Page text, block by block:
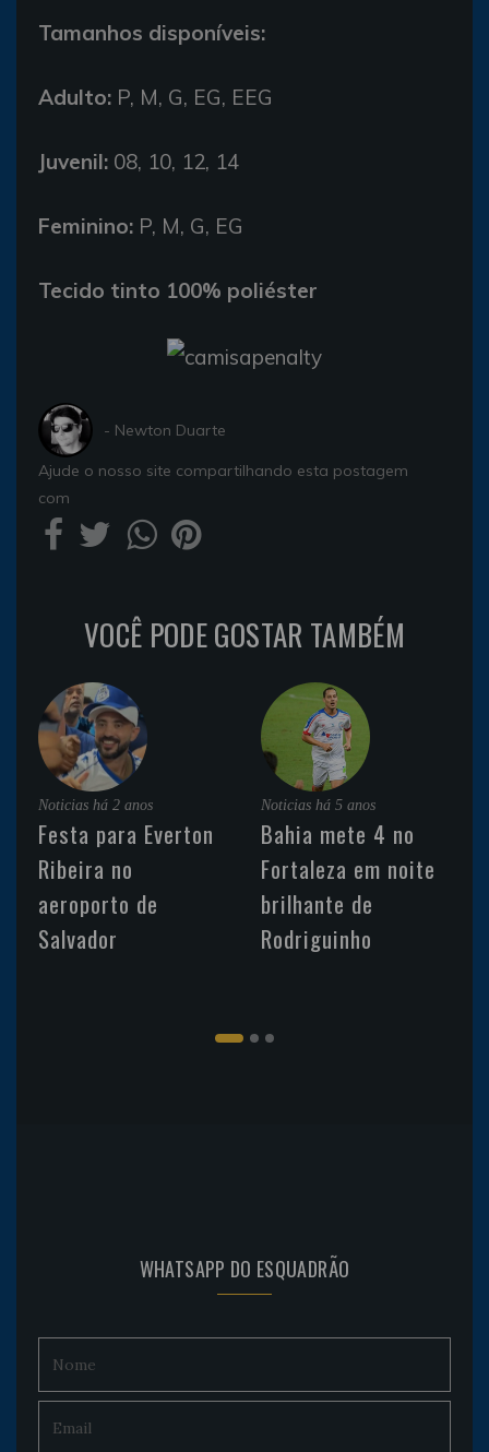
Tamanhos disponíveis:
Adulto: P, M, G, EG, EEG
Juvenil: 08, 10, 12, 14
Feminino: P, M, G, EG
Tecido tinto 100% poliéster
- Newton Duarte
Ajude o nosso site compartilhando esta postagem
com
VOCÊ PODE GOSTAR TAMBÉM
Noticias há 2 anos
Festa para Everton
Ribeira no
aeroporto de
Salvador
Noticias há 5 anos
Bahia mete 4 no
Fortaleza em noite
brilhante de
Rodriguinho
WHATSAPP DO ESQUADRÃO